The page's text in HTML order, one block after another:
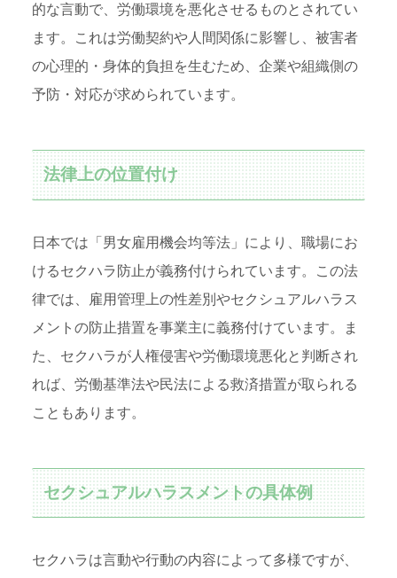
的な言動で、労働環境を悪化させるものとされてい
ます。これは労働契約や人間関係に影響し、被害者
の心理的・身体的負担を生むため、企業や組織側の
予防・対応が求められています。
法律上の位置付け
日本では「男女雇用機会均等法」により、職場にお
けるセクハラ防止が義務付けられています。この法
律では、雇用管理上の性差別やセクシュアルハラス
メントの防止措置を事業主に義務付けています。ま
た、セクハラが人権侵害や労働環境悪化と判断され
れば、労働基準法や民法による救済措置が取られる
こともあります。
セクシュアルハラスメントの具体例
セクハラは言動や行動の内容によって多様ですが、